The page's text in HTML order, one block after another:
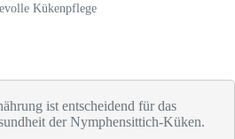
Kükenpflege
ist entscheidend für das
der Nymphensittich-Küken.